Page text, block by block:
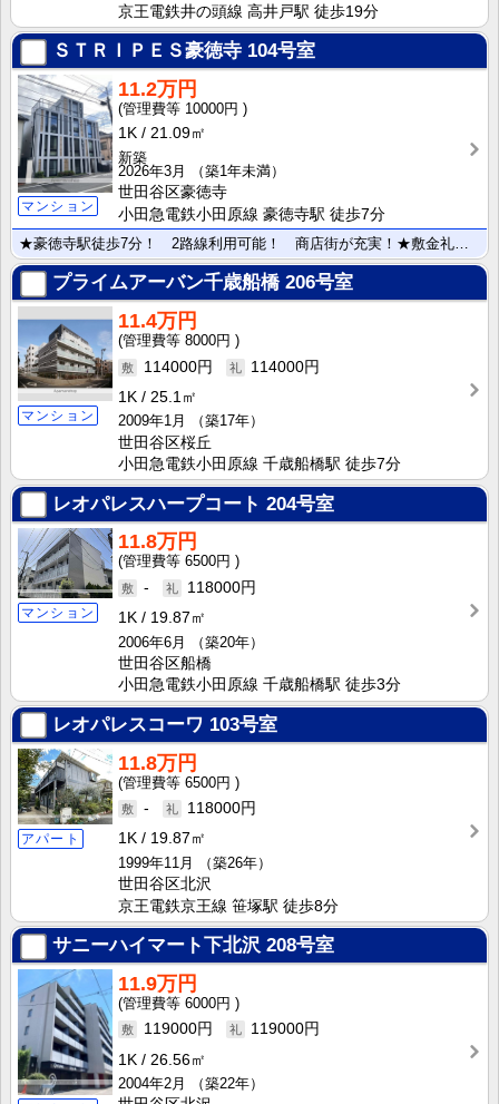
京王電鉄井の頭線 高井戸駅 徒歩19分
ＳＴＲＩＰＥＳ豪徳寺 104号室
マンション
11.2万円
10000円
1K
21.09㎡
新築
2026年3月
（築1年未満）
世田谷区豪徳寺
小田急電鉄小田原線 豪徳寺駅 徒歩7分
プライムアーバン千歳船橋206号室
マンション
11.4万円
8000円
114000円
114000円
1K
25.1㎡
2009年1月
（築17年）
世田谷区桜丘
小田急電鉄小田原線 千歳船橋駅 徒歩7分
レオパレスハープコート 204号室
マンション
11.8万円
6500円
-
118000円
1K
19.87㎡
2006年6月
（築20年）
世田谷区船橋
小田急電鉄小田原線 千歳船橋駅 徒歩3分
レオパレスコーワ 103号室
アパート
11.8万円
6500円
-
118000円
1K
19.87㎡
1999年11月
（築26年）
世田谷区北沢
京王電鉄京王線 笹塚駅 徒歩8分
サニーハイマート下北沢 208号室
11.9万円
6000円
119000円
119000円
1K
26.56㎡
2004年2月
（築22年）